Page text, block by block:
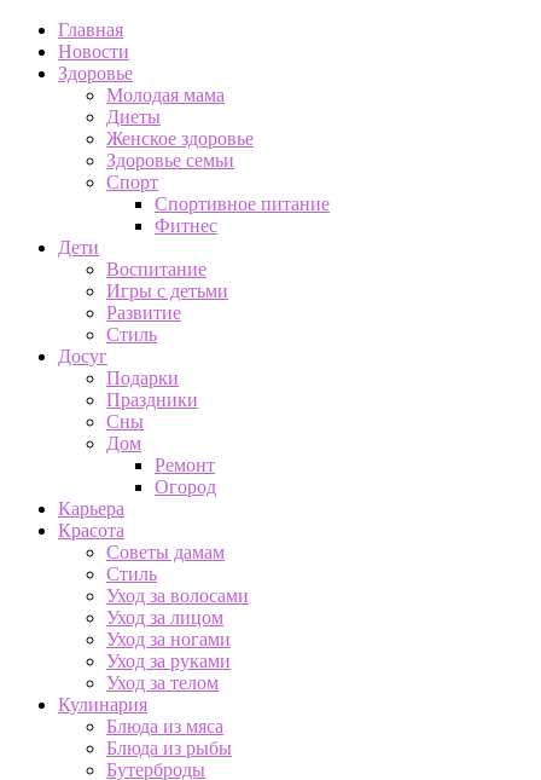
Главная
Новости
Здоровье
Молодая мама
Диеты
Женское здоровье
Здоровье семьи
Спорт
Спортивное питание
Фитнес
Дети
Воспитание
Игры с детьми
Развитие
Стиль
Досуг
Подарки
Праздники
Сны
Дом
Ремонт
Огород
Карьера
Красота
Советы дамам
Стиль
Уход за волосами
Уход за лицом
Уход за ногами
Уход за руками
Уход за телом
Кулинария
Блюда из мяса
Блюда из рыбы
Бутерброды